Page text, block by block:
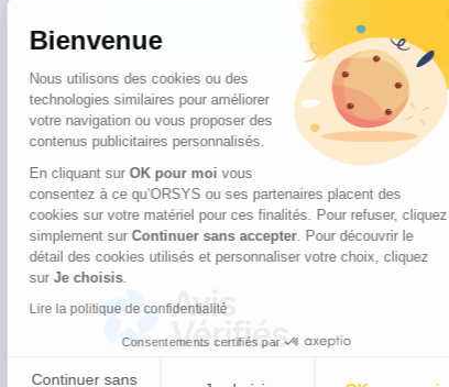
Bienvenue
Nous utilisons des cookies ou des
technologies similaires pour améliorer
votre navigation ou vous proposer des
contenus publicitaires personnalisés.
En cliquant surOK pour moivous
consentez à ce qu’ORSYS ou ses partenaires placent des
cookies sur votre matériel pour ces finalités. Pour refuser,
simplement surContinuer sans accepter. Pour découvrir le
détail des cookies utilisés et personnaliser votre choix, cliquez
surJe choisis
Lire la politique de confidentialité
Consentements certifiés par
Continuer sans